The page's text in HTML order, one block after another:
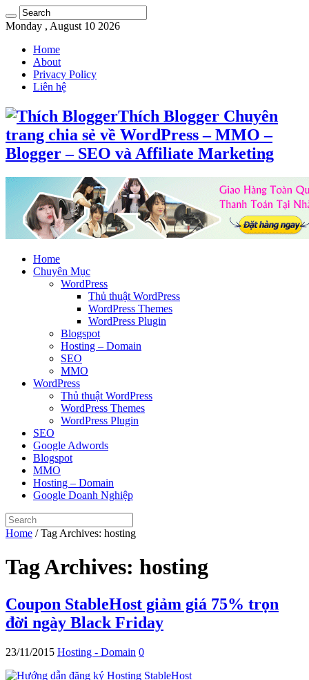
Monday , August 10 2026
Home
About
Privacy Policy
Liên hệ
Thích Blogger Chuyên
trang chia sẻ về WordPress – MMO –
Blogger – SEO và Affiliate Marketing
Home
Chuyên Mục
WordPress
Thủ thuật WordPress
WordPress Themes
WordPress Plugin
Blogspot
Hosting – Domain
SEO
MMO
WordPress
Thủ thuật WordPress
WordPress Themes
WordPress Plugin
SEO
Google Adwords
Blogspot
MMO
Hosting – Domain
Google Doanh Nghiệp
Home / Tag Archives: hosting
Tag Archives: hosting
Coupon StableHost giảm giá 75% trọn
đời ngày Black Friday
23/11/2015 Hosting - Domain 0